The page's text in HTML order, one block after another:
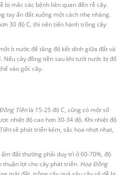
bị mắc các bệnh liên quan đến rễ cây.
tay ấn đất xuống một cách nhẹ nhàng.
30 độ C, thì nên tiến hành trồng cây
ít nước để tăng độ kết dính giữa đất và
Nếu cây đồng tiền sau khi tưới nước bị đổ
vào gốc cây.
Tiềnlà 15-25 độ C, cũng có một số
nhiệt độ cao hơn 30-34 độ. Khi nhiệt độ
sẽ phát triển kém, sắc hoa nhợt nhạt,
đất thường phải duy trì ở 60-70%, độ
thuận lợi cho cây phát triển. Hoa Đồng